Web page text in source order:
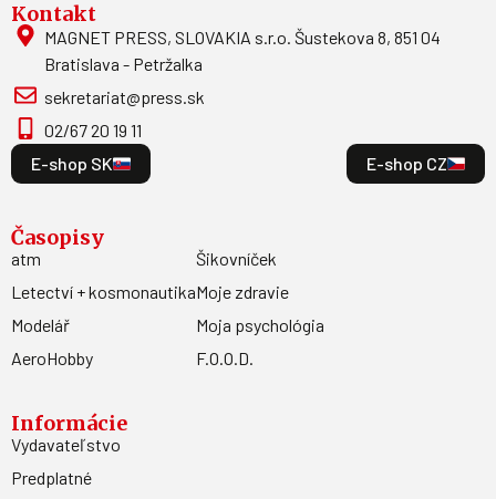
Kontakt
MAGNET PRESS, SLOVAKIA s.r.o. Šustekova 8, 851 04
Bratislava - Petržalka
sekretariat@press.sk
02/67 20 19 11
E-shop SK
E-shop CZ
Časopisy
atm
Letectví + kosmonautika
Modelář
AeroHobby
Šikovníček
Moje zdravie
Moja psychológia
F.O.O.D.
Informácie
Vydavateľstvo
Predplatné